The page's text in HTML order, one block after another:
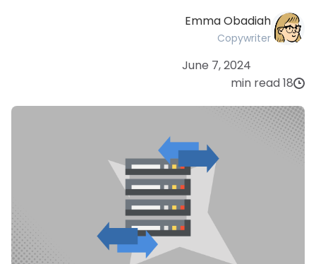
Emma Obadiah
Copywriter
June 7, 2024
18 min read